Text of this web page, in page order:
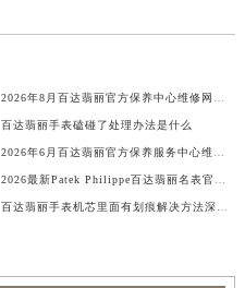
2026年8月百达翡丽官方保养中心维修网点搬迁及新增补充完整清单
百达翡丽手表磕碰了处理办法是什么
2026年6月百达翡丽官方保养服务中心维修点搬迁及增设补充确认文件
2026最新Patek Philippe百达翡丽名表官方客户服务中心地址实地探访报告
百达翡丽手表机芯里面有划痕解决方法深度解析